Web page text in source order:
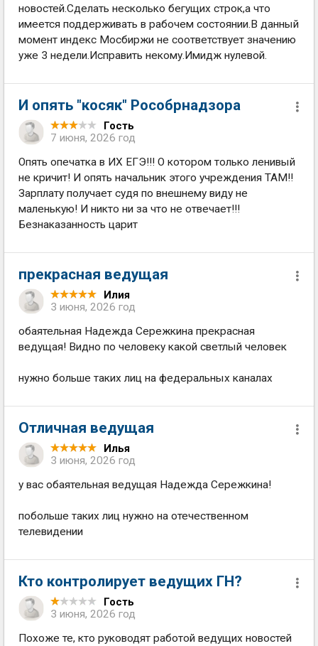
новостей.Сделать несколько бегущих строк,а что
имеется поддерживать в рабочем состоянии.В данный
момент индекс Мосбиржи не соответствует значению
уже 3 недели.Исправить некому.Имидж нулевой.
И опять "косяк" Рособрнадзора
Гость
7 июня, 2026 год
Опять опечатка в ИХ ЕГЭ!!! О котором только ленивый
не кричит! И опять начальник этого учреждения ТАМ!!
Зарплату получает судя по внешнему виду не
маленькую! И никто ни за что не отвечает!!!
Безнаказанность царит
прекрасная ведущая
Илия
3 июня, 2026 год
обаятельная Надежда Сережкина прекрасная
ведущая! Видно по человеку какой светлый человек
нужно больше таких лиц на федеральных каналах
Отличная ведущая
Илья
3 июня, 2026 год
у вас обаятельная ведущая Надежда Сережкина!
побольше таких лиц нужно на отечественном
телевидении
Кто контролирует ведущих ГН?
Гость
3 июня, 2026 год
Похоже те, кто руководят работой ведущих новостей